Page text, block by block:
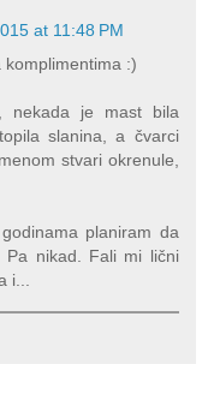
at 11:48 PM
komplimentima :)
nekada je mast bila
slanina, a čvarci
stvari okrenule,
planiram da
Pa nikad. Fali mi lični
i...